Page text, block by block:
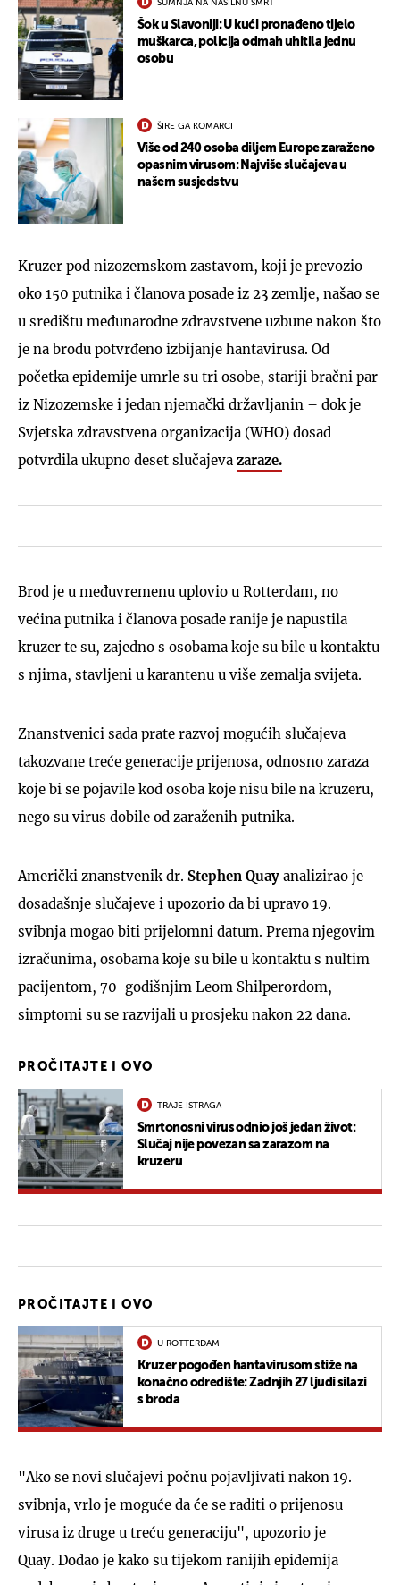
SUMNJA NA NASILNU SMRT
Šok u Slavoniji: U kući pronađeno tijelo
muškarca, policija odmah uhitila jednu
osobu
ŠIRE GA KOMARCI
Više od 240 osoba diljem Europe zaraženo
opasnim virusom: Najviše slučajeva u
našem susjedstvu
Kruzer pod nizozemskom zastavom, koji je prevozio
oko 150 putnika i članova posade iz 23 zemlje, našao se
u središtu međunarodne zdravstvene uzbune nakon što
je na brodu potvrđeno izbijanje hantavirusa. Od
početka epidemije umrle su tri osobe, stariji bračni par
iz Nizozemske i jedan njemački državljanin – dok je
Svjetska zdravstvena organizacija (WHO) dosad
potvrdila ukupno deset slučajeva zaraze.
Brod je u međuvremenu uplovio u Rotterdam, no
većina putnika i članova posade ranije je napustila
kruzer te su, zajedno s osobama koje su bile u kontaktu
s njima, stavljeni u karantenu u više zemalja svijeta.
Znanstvenici sada prate razvoj mogućih slučajeva
takozvane treće generacije prijenosa, odnosno zaraza
koje bi se pojavile kod osoba koje nisu bile na kruzeru,
nego su virus dobile od zaraženih putnika.
Američki znanstvenik dr. Stephen Quay analizirao je
dosadašnje slučajeve i upozorio da bi upravo 19.
svibnja mogao biti prijelomni datum. Prema njegovim
izračunima, osobama koje su bile u kontaktu s nultim
pacijentom, 70-godišnjim Leom Shilperordom,
simptomi su se razvijali u prosjeku nakon 22 dana.
PROČITAJTE I OVO
TRAJE ISTRAGA
Smrtonosni virus odnio još jedan život:
Slučaj nije povezan sa zarazom na
kruzeru
PROČITAJTE I OVO
U ROTTERDAM
Kruzer pogođen hantavirusom stiže na
konačno odredište: Zadnjih 27 ljudi silazi
s broda
"Ako se novi slučajevi počnu pojavljivati nakon 19.
svibnja, vrlo je moguće da će se raditi o prijenosu
virusa iz druge u treću generaciju", upozorio je
Quay. Dodao je kako su tijekom ranijih epidemija